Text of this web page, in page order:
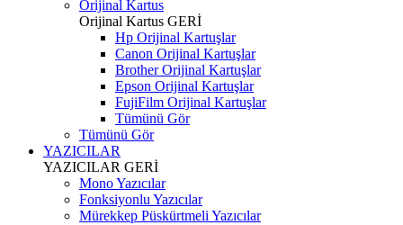
Orijinal Kartus
Orijinal Kartus GERİ
Hp Orijinal Kartuşlar
Canon Orijinal Kartuşlar
Brother Orijinal Kartuşlar
Epson Orijinal Kartuşlar
FujiFilm Orijinal Kartuşlar
Tümünü Gör
Tümünü Gör
YAZICILAR
YAZICILAR GERİ
Mono Yazıcılar
Fonksiyonlu Yazıcılar
Mürekkep Püskürtmeli Yazıcılar